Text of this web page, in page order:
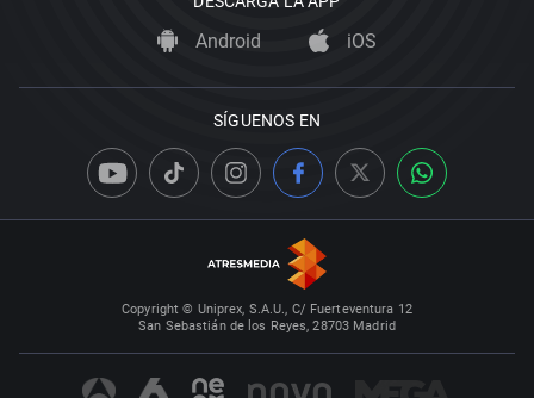
Android iOS
SÍGUENOS EN
Copyright © Uniprex, S.A.U., C/ Fuerteventura 12
San Sebastián de los Reyes, 28703 Madrid